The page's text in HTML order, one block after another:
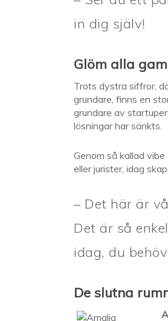
in dig själv!
Glöm alla
Trots dystra siffror,
grundare, finns en
grundare av
lösningar har sänkts.
Genom så kallad
eller jurister, idag
– Det här är
Det är så
idag, du
De slutna